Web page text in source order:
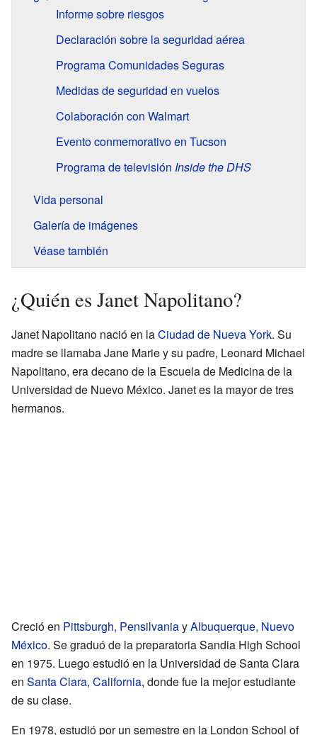
Informe sobre riesgos
Declaración sobre la seguridad aérea
Programa Comunidades Seguras
Medidas de seguridad en vuelos
Colaboración con Walmart
Evento conmemorativo en Tucson
Programa de televisión Inside the DHS
Vida personal
Galería de imágenes
Véase también
¿Quién es Janet Napolitano?
Janet Napolitano nació en laCiudad de Nueva York. Su
madre se llamaba Jane Marie y su padre, Leonard Michael
Napolitano, era decano de la Escuela de Medicina de la
Universidad de Nuevo México. Janet es la mayor de tres
hermanos.
Creció en Pittsburgh, PensilvaniayAlbuquerque, Nuevo
México. Se graduó de la preparatoria Sandia High School
en 1975. Luego estudió en la Universidad de Santa Clara
en Santa Clara, California, donde fue la mejor estudiante
de su clase.
En 1978, estudió por un semestre en la London School of